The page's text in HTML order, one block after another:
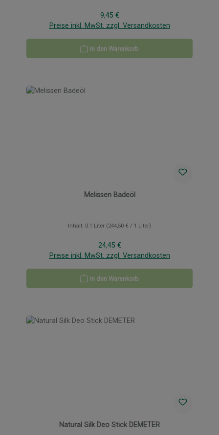
Regulärer Preis:
9,45 €
Preise inkl. MwSt. zzgl. Versandkosten
In den Warenkorb
Melissen Badeöl
Inhalt: 0.1 Liter (244,50 € / 1 Liter)
Regulärer Preis:
24,45 €
Preise inkl. MwSt. zzgl. Versandkosten
In den Warenkorb
Natural Silk Deo Stick DEMETER